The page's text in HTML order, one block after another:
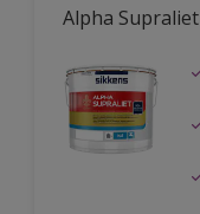
Alpha Supraliet